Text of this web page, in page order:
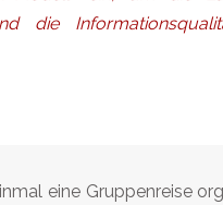
die
eine Gruppenreise